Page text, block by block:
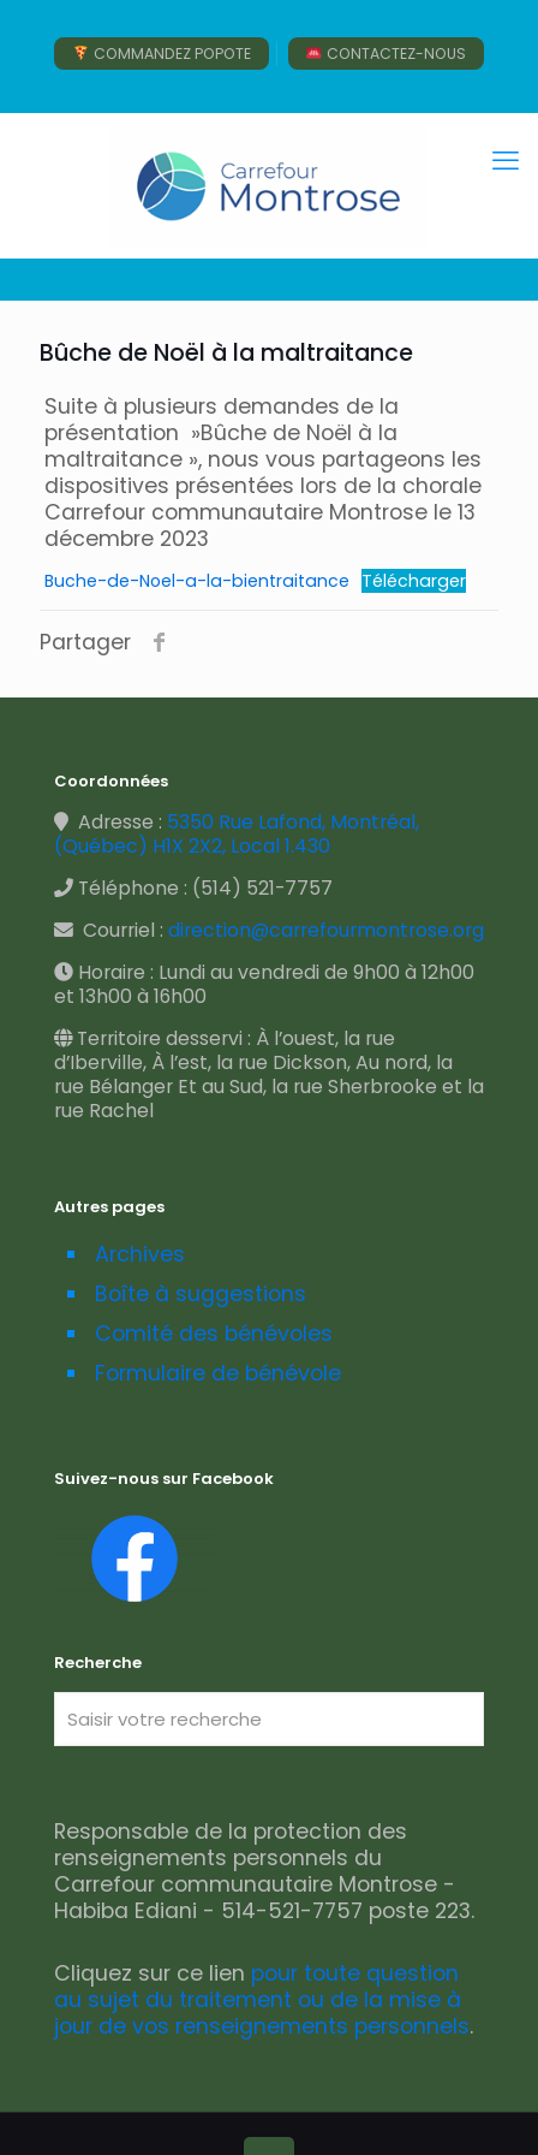
COMMANDEZ POPOTE CONTACTEZ-NOUS
Bûche de Noël à la maltraitance
Suite à plusieurs demandes de la
présentation »Bûche de Noël à la
maltraitance », nous vous partageons les
dispositives présentées lors de la chorale
Carrefour communautaire Montrose le 13
décembre 2023
Buche-de-Noel-a-la-bientraitance Télécharger
Partager
Coordonnées
Adresse : 5350 Rue Lafond, Montréal,
(Québec) H1X 2X2, Local 1.430
Téléphone : (514) 521-7757
Courriel : direction@carrefourmontrose.org
Horaire : Lundi au vendredi de 9h00 à 12h00
et 13h00 à 16h00
Territoire desservi : À l’ouest, la rue
d’Iberville, À l’est, la rue Dickson, Au nord, la
rue Bélanger Et au Sud, la rue Sherbrooke et la
rue Rachel
Autres pages
Archives
Boîte à suggestions
Comité des bénévoles
Formulaire de bénévole
Suivez-nous sur Facebook
Recherche
Responsable de la protection des
renseignements personnels du
Carrefour communautaire Montrose -
Habiba Ediani - 514-521-7757 poste 223.
Cliquez sur ce lien pour toute question
au sujet du traitement ou de la mise à
jour de vos renseignements personnels.